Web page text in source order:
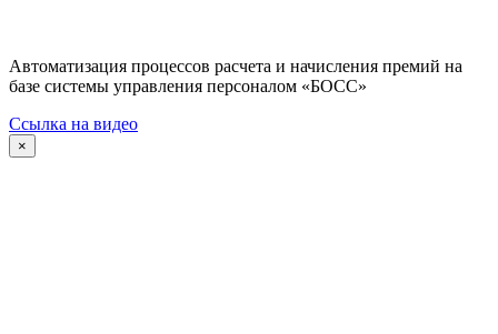
Автоматизация процессов расчета и начисления премий на
базе системы управления персоналом «БОСС»
Ссылка на видео
×